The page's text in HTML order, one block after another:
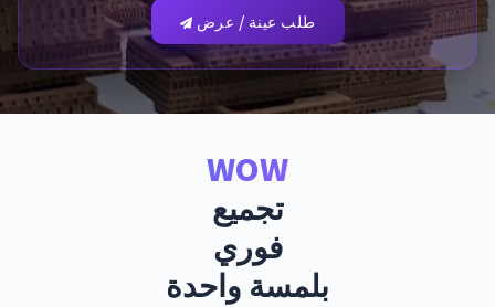
طلب عينة / عرض
WOW
تجميع
فوري
بلمسة واحدة